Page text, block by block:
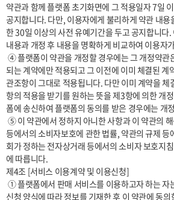
약관과 함께 플랫폼 초기화면에 그 적용일자 7일
공지합니다. 다만, 이용자에게 불리하게 약관 내
한 30일 이상의 사전 유예기간을 두고 공지합니다.
내용과 개정 후 내용을 명확하게 비교하여 이용자
되는 계약에만 적용되고 그 이전에 이미 체결된 계
관조항이 그대로 적용됩니다. 다만 이미 계약을 체
항의 적용을 받기를 원하는 뜻을 제3항에 의한 개
폼에 송신하여 플랫폼의 동의를 받은 경우에는 개
등에서의 소비자보호에 관한 법률, 약관의 규제 등
회가 정하는 전자상거래 등에서의 소비자 보호지
에 따릅니다.
제4조 [서비스 이용계약 및 이용신청]
신청 양식에 따라 정보를 기재한 후 이 약관에 동